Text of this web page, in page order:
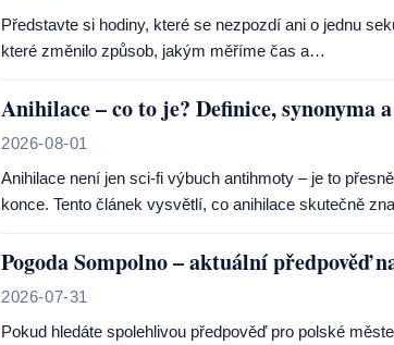
Představte si hodiny, které se nezpozdí ani o jednu
které změnilo způsob, jakým měříme čas a…
Anihilace – co to je? Definice, synonyma
2026-08-01
Anihilace není jen sci-fi výbuch antihmoty – je to
konce. Tento článek vysvětlí, co anihilace skutečně
Pogoda Sompolno – aktuální předpověď
2026-07-31
Pokud hledáte spolehlivou předpověď pro polské